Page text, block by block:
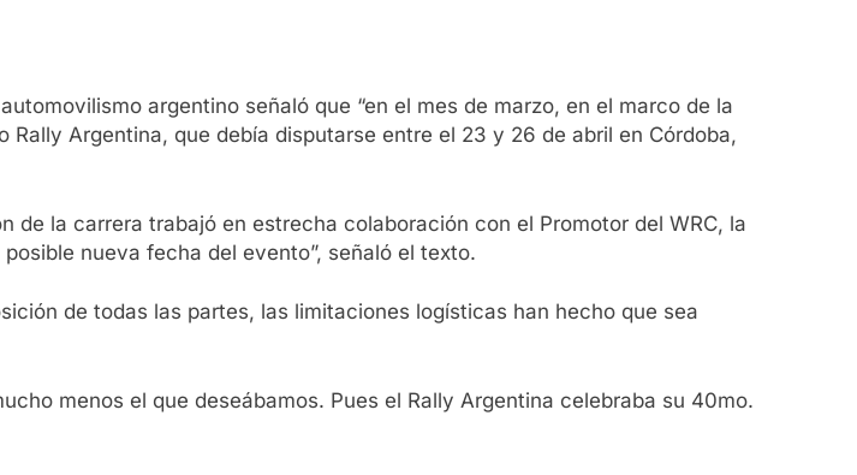
argentino señaló que “en el mes de marzo, en el marco de la
Argentina, que debía disputarse entre el 23 y 26 de abril en Córdoba,
de la carrera trabajó en estrecha colaboración con el Promotor del WRC, la
nueva fecha del evento”, señaló el texto.
de todas las partes, las limitaciones logísticas han hecho que sea
menos el que deseábamos. Pues el Rally Argentina celebraba su 40mo.